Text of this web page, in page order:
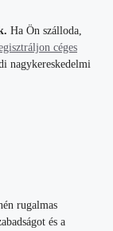
Ha Ön szálloda,
céges
nagykereskedelmi
rugalmas
és a